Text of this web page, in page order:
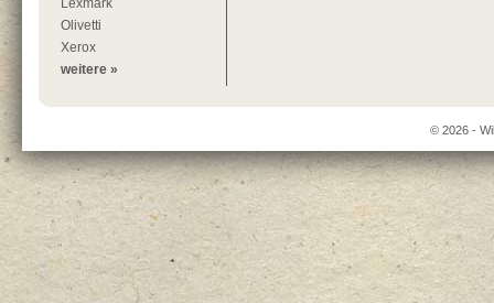
Lexmark
Olivetti
Xerox
weitere »
© 2026 -